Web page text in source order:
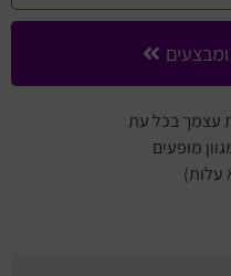
עצמך בכל עת
עלות)